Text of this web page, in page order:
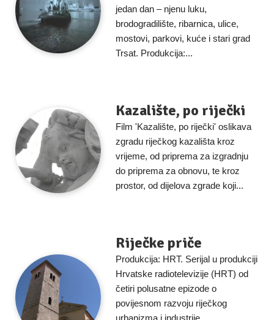
jedan dan – njenu luku,
brodogradilište, ribarnica, ulice,
mostovi, parkovi, kuće i stari grad
Trsat. Produkcija:...
Kazalište, po riječki
Film 'Kazalište, po riječki' oslikava
zgradu riječkog kazališta kroz
vrijeme, od priprema za izgradnju
do priprema za obnovu, te kroz
prostor, od dijelova zgrade koji...
Riječke priče
Produkcija: HRT. Serijal u produkciji
Hrvatske radiotelevizije (HRT) od
četiri polusatne epizode o
povijesnom razvoju riječkog
urbanizma i industrije.